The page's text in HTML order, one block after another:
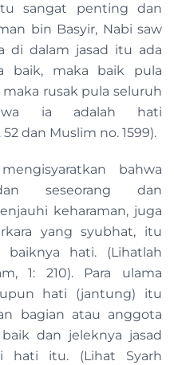
sangat penting dan
bin Basyir, Nabi saw
di dalam jasad itu ada
baik, maka baik pula
maka rusak pula seluruh
ia adalah hati
dan Muslim no. 1599).
bahwa
seseorang dan
keharaman, juga
yang syubhat, itu
hati. (Lihatlah
1: 210). Para ulama
hati (jantung) itu
bagian atau anggota
dan jeleknya jasad
hati itu. (Lihat Syarh